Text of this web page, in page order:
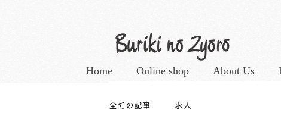
Home Online shop About Us
全ての記事 求人